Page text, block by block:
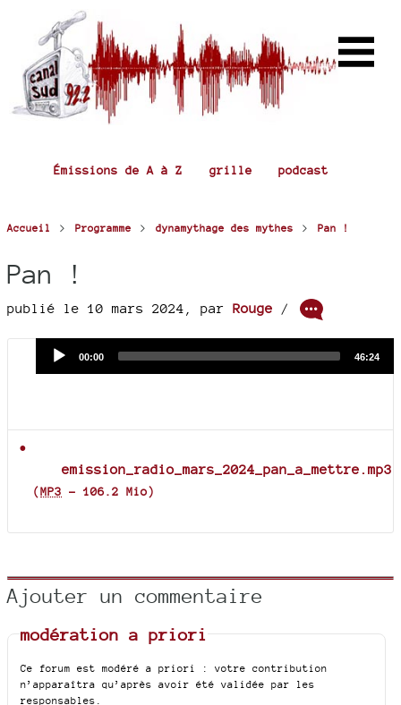
Émissions de A à Z grille podcast
Accueil > Programme > dynamythage des mythes > Pan !
Pan !
publié le 10 mars 2024 par Rouge /
Current
00:00
Total
46:24
emission_radio_mars_2024_pan_a_mettre.mp3
(MP3 - 106.2 Mio)
Ajouter un commentaire
modération a priori
Ce forum est modéré a priori : votre contribution
n’apparaîtra qu’après avoir été validée par les
responsables.